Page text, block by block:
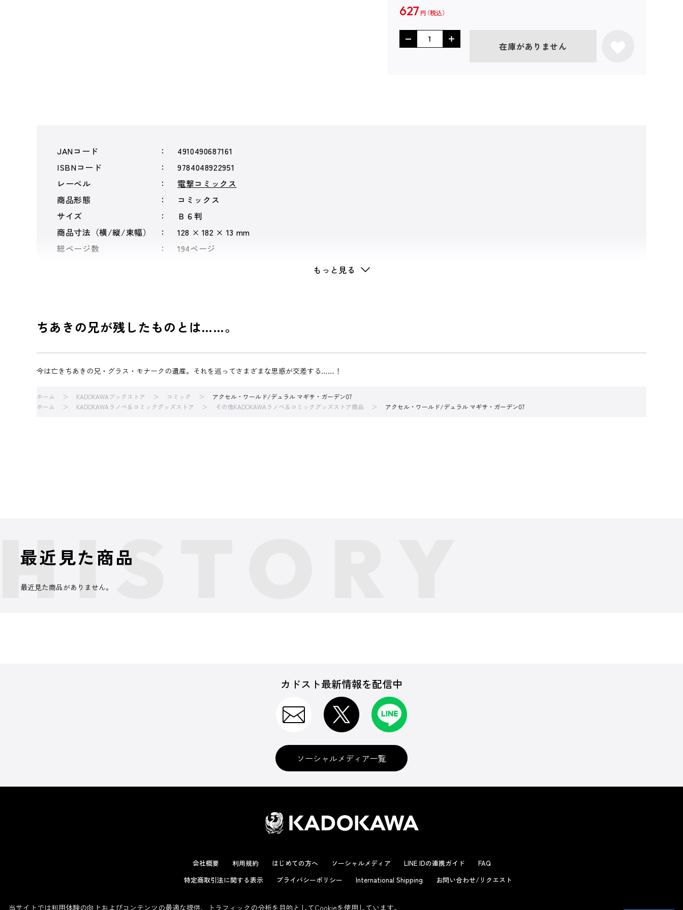
627 円
在庫がありません
JANコード
4910490687161
ISBNコード
9784048922951
レーベル
電撃コミックス
商品形態
コミックス
サイズ
Ｂ６判
商品寸法（横/縦/束幅）
128 × 182 × 13 mm
総ページ数
194ページ
もっと見る
ちあきの兄が残したものとは……。
今は亡きちあきの兄・グラス・モナークの遺産。それを巡ってさまざまな思惑が交差する……！
ホーム KADOKAWAブックストア コミック
アクセル・ワールド/デュラル マギサ・ガーデン07
ホーム
KADOKAWAラノベ＆コミックグッズストア その他KADOKAWAラノベ＆コミックグッズストア商品 アクセル・ワールド/デュラル マギサ・ガーデン07
最近見た商品
最近見た商品がありません。
カドスト最新情報を配信中
ソーシャルメディア一覧
会社概要 利用規約 はじめての方へ ソーシャルメディア LINE IDの連携ガイド
FAQ
特定商取引法に関する表示
プライバシーポリシー International Shipping お問い合わせ/リクエスト
当サイトでは利用体験の向上およびコンテンツの最適な提供、トラフィックの分析を目的としてCookieを使用しています。